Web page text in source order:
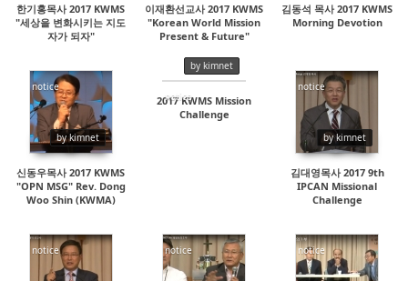
한기홍목사 2017 KWMS
"세상을 변화시키는 지도
자가 되자"
이재환선교사 2017 KWMS
"Korean World Mission
Present & Future"
김동석 목사 2017 KWMS
Morning Devotion
notice
by kimnet
19301
신동우목사 2017 KWMS
"OPN MSG" Rev. Dong
Woo Shin (KWMA)
notice
by kimnet
17874
2017 KWMS Mission
Challenge
notice
by kimnet
20118
김대영목사 2017 9th
IPCAN Missional
Challenge
notice notice notice